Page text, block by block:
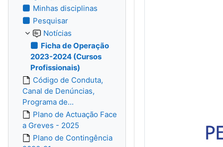
Minhas disciplinas
Pesquisar
Notícias
Ficha de Operação
2023-2024 (Cursos
Profissionais)
Código de Conduta,
Canal de Denúncias,
Programa de...
Plano de Actuação Face
a Greves - 2025
Plano de Contingência